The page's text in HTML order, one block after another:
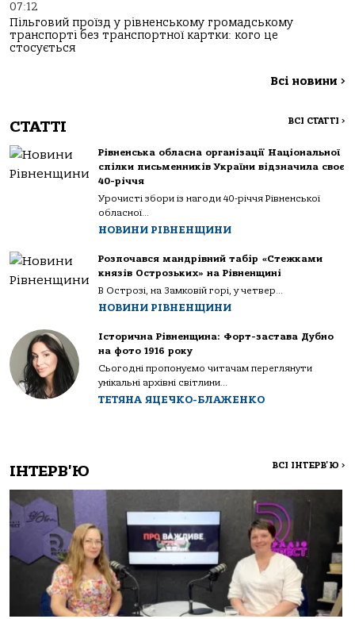
07:12
Пільговий проїзд у рівненському громадському
транспорті без транспортної картки: кого це
стосується
Всі новини >
СТАТТІ ВСІ СТАТТІ >
Рівненська обласна організації Національної
спілки письменників України відзначила своє
40-річчя
Урочисті збори із нагоди 40-річчя Рівненської
обласної...
НОВИНИ РІВНЕНЩИНИ
Розпочався мандрівний табір «Стежками
князів Острозьких» на Рівненщині
В Острозі, на Замковій горі, у четвер...
НОВИНИ РІВНЕНЩИНИ
Історична Рівненщина: Форт-застава Дубно
на фото 1916 року
Сьогодні пропонуємо читачам переглянути
унікальні архівні світлини...
ТЕТЯНА ЯЦЕЧКО-БЛАЖЕНКО
ІНТЕРВ'Ю ВСІ ІНТЕРВ'Ю >